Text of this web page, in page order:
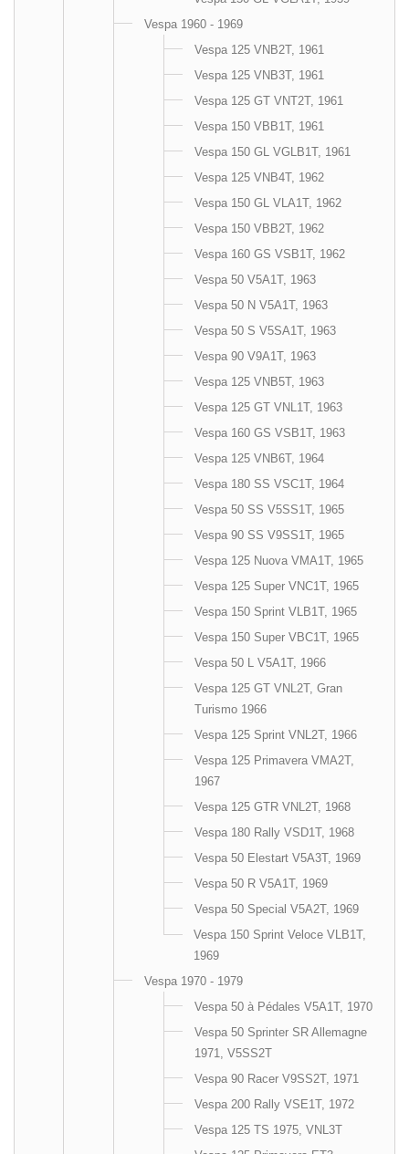
Vespa 1960 - 1969
Vespa 125 VNB2T, 1961
Vespa 125 VNB3T, 1961
Vespa 125 GT VNT2T, 1961
Vespa 150 VBB1T, 1961
Vespa 150 GL VGLB1T, 1961
Vespa 125 VNB4T, 1962
Vespa 150 GL VLA1T, 1962
Vespa 150 VBB2T, 1962
Vespa 160 GS VSB1T, 1962
Vespa 50 V5A1T, 1963
Vespa 50 N V5A1T, 1963
Vespa 50 S V5SA1T, 1963
Vespa 90 V9A1T, 1963
Vespa 125 VNB5T, 1963
Vespa 125 GT VNL1T, 1963
Vespa 160 GS VSB1T, 1963
Vespa 125 VNB6T, 1964
Vespa 180 SS VSC1T, 1964
Vespa 50 SS V5SS1T, 1965
Vespa 90 SS V9SS1T, 1965
Vespa 125 Nuova VMA1T, 1965
Vespa 125 Super VNC1T, 1965
Vespa 150 Sprint VLB1T, 1965
Vespa 150 Super VBC1T, 1965
Vespa 50 L V5A1T, 1966
Vespa 125 GT VNL2T, Gran
Turismo 1966
Vespa 125 Sprint VNL2T, 1966
Vespa 125 Primavera VMA2T,
1967
Vespa 125 GTR VNL2T, 1968
Vespa 180 Rally VSD1T, 1968
Vespa 50 Elestart V5A3T, 1969
Vespa 50 R V5A1T, 1969
Vespa 50 Special V5A2T, 1969
Vespa 150 Sprint Veloce VLB1T,
1969
Vespa 1970 - 1979
Vespa 50 à Pédales V5A1T, 1970
Vespa 50 Sprinter SR Allemagne
1971, V5SS2T
Vespa 90 Racer V9SS2T, 1971
Vespa 200 Rally VSE1T, 1972
Vespa 125 TS 1975, VNL3T